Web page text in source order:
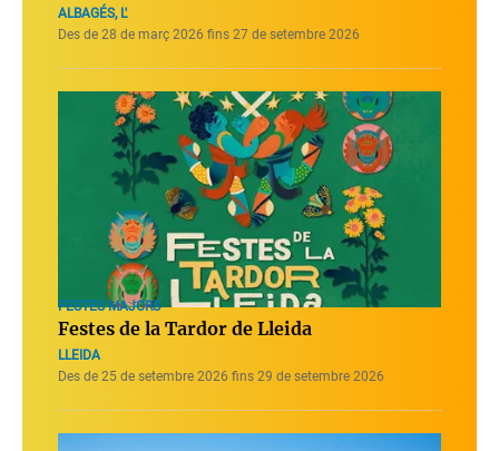
ALBAGÉS, L'
Des de 28 de març 2026 fins 27 de setembre 2026
FESTES MAJORS
Festes de la Tardor de Lleida
LLEIDA
Des de 25 de setembre 2026 fins 29 de setembre 2026